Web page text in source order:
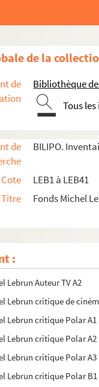
de la
de
Bibliothèque
Tous
de
BILIPO.
Cote
LEB1 à LEB41
Titre
Fonds Michel
:
Du Polar 87-88
- Photos films -
Polar
- Articles BD -
- Dossier Reims -
Lebrun Auteur ciné
Lebrun Auteur courrier
Lebrun Auteur TV A1
Lebrun Auteur TV A2
Lebrun critique de
Lebrun critique Polar A1
Lebrun critique Polar A2
Lebrun critique Polar A3
Lebrun critique Polar B1